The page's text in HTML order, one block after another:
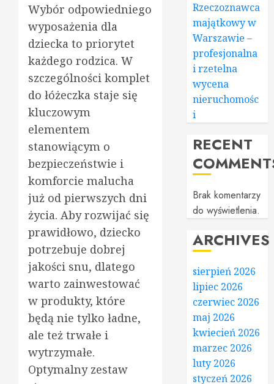
Wybór odpowiedniego
wyposażenia dla
dziecka to priorytet
każdego rodzica. W
szczególności komplet
do łóżeczka staje się
kluczowym
elementem
stanowiącym o
bezpieczeństwie i
komforcie malucha
już od pierwszych dni
życia. Aby rozwijać się
prawidłowo, dziecko
potrzebuje dobrej
jakości snu, dlatego
warto zainwestować
w produkty, które
będą nie tylko ładne,
ale też trwałe i
wytrzymałe.
Optymalny zestaw
Rzeczoznawca
majątkowy w
Warszawie –
profesjonalna
i rzetelna
wycena
nieruchomośc
i
RECENT
Brak komentarzy
do wyświetlenia.
ARCHIVES
sierpień 2026
lipiec 2026
czerwiec 2026
maj 2026
kwiecień 2026
marzec 2026
luty 2026
styczeń 2026